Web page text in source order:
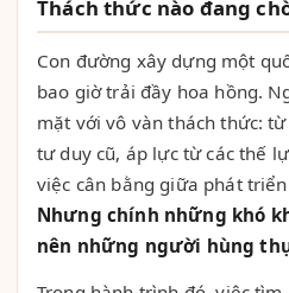
Thách thức nào đang
Con đường xây dựng một
bao giờ trải đầy hoa hồng.
mặt với vô vàn thách thức:
tư duy cũ, áp lực từ các thế
việc cân bằng giữa phát
Nhưng chính những khó
nên những người hùng